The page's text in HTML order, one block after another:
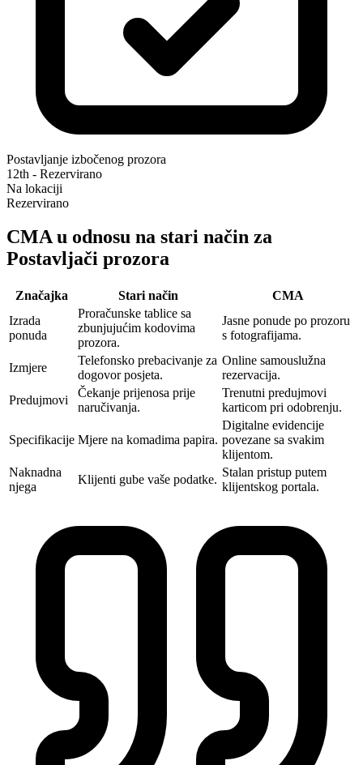
Postavljanje izbočenog prozora
12th - Rezervirano
Na lokaciji
Rezervirano
CMA u odnosu na stari način za
Postavljači prozora
Značajka Stari način
CMA‎
Izrada
ponuda
Proračunske tablice sa
zbunjujućim kodovima
prozora.
Jasne ponude po prozoru
s fotografijama.
Izmjere
Telefonsko prebacivanje za
dogovor posjeta.
Online samouslužna
rezervacija.
Predujmovi
Čekanje prijenosa prije
naručivanja.
Trenutni predujmovi
karticom pri odobrenju.
Specifikacije Mjere na komadima papira.
Digitalne evidencije
povezane sa svakim
klijentom.
Naknadna
njega
Klijenti gube vaše podatke.
Stalan pristup putem
klijentskog portala.